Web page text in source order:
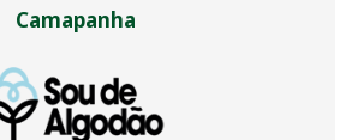
Camapanha